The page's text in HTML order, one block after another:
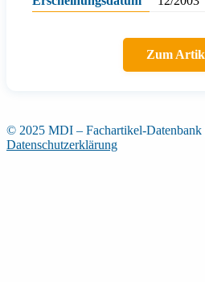
Zum
© 2025 MDI – Fachartikel-Datenbank
Datenschutzerklärung